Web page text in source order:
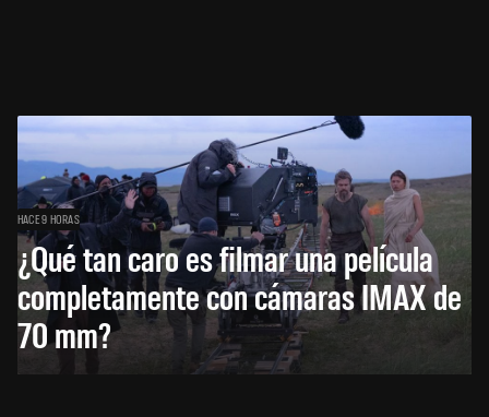
HACE 9 HORAS
¿Qué tan caro es filmar una película
completamente con cámaras IMAX de
70 mm?